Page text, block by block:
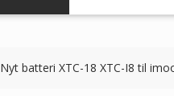
Nyt batteri XTC-18 XTC-I8 til